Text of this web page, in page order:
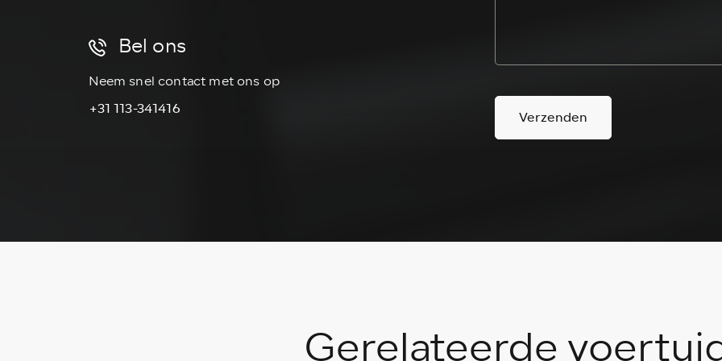
Bel ons
Neem snel contact met ons op
+31 113-341416 Verzenden
Gerelateerde